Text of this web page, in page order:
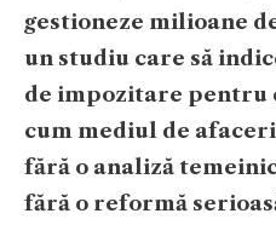
gestioneze milioane
un studiu care să
de impozitare pentru
cum mediul de
fără o analiză
fără o reformă